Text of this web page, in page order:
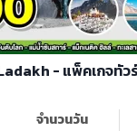
- แพ็คเกจทัว
จำนวนวัน